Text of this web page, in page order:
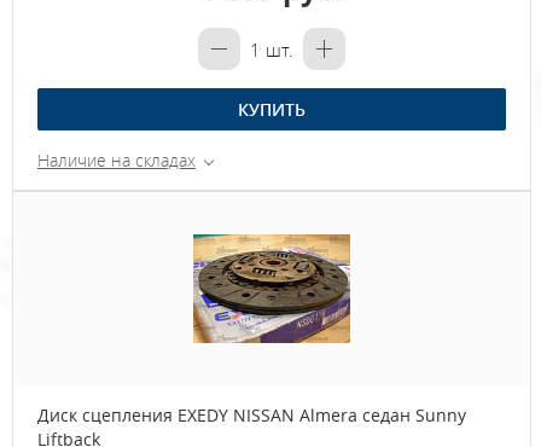
1 шт.
КУПИТЬ
Наличие на складах
Диск сцепления EXEDY NISSAN Almera седан Sunny
Liftback